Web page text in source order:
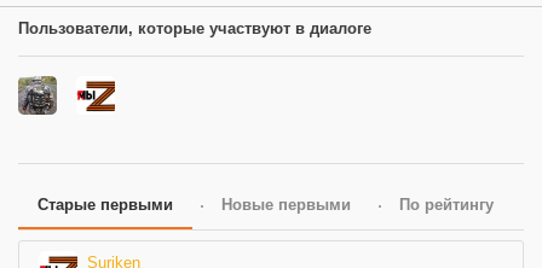
Пользователи, которые участвуют в диалоге
Старые первыми Новые первыми По рейтингу
Suriken